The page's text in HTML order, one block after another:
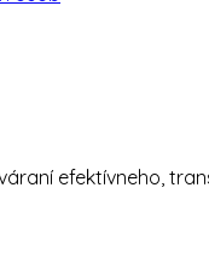
efektívneho,